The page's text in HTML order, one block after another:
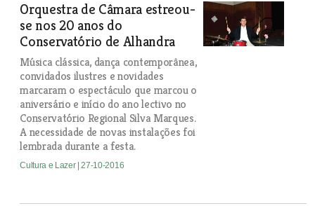
Orquestra de Câmara estreou-
se nos 20 anos do
Conservatório de Alhandra
Música clássica, dança contemporânea,
convidados ilustres e novidades
marcaram o espectáculo que marcou o
aniversário e início do ano lectivo no
Conservatório Regional Silva Marques.
A necessidade de novas instalações foi
lembrada durante a festa.
Cultura e Lazer | 27-10-2016